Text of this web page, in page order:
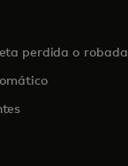
perdida o robada